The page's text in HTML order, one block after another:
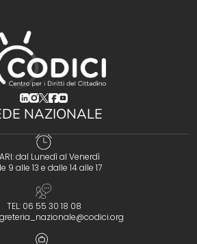
(opens in a new tab)
(opens in a new tab)
(opens in a new tab)
(opens in a new tab)
(opens in a new tab)
NAZIONALE
dal Lunedì al Venerdì
9 alle 13 e dalle 14 alle 17
TEL: 06 55 30 18 08